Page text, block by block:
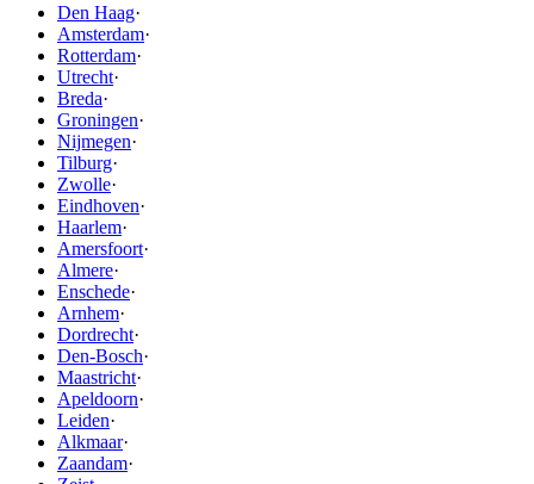
Den Haag·
Amsterdam·
Rotterdam·
Utrecht·
Breda·
Groningen·
Nijmegen·
Tilburg·
Zwolle·
Eindhoven·
Haarlem·
Amersfoort·
Almere·
Enschede·
Arnhem·
Dordrecht·
Den-Bosch·
Maastricht·
Apeldoorn·
Leiden·
Alkmaar·
Zaandam·